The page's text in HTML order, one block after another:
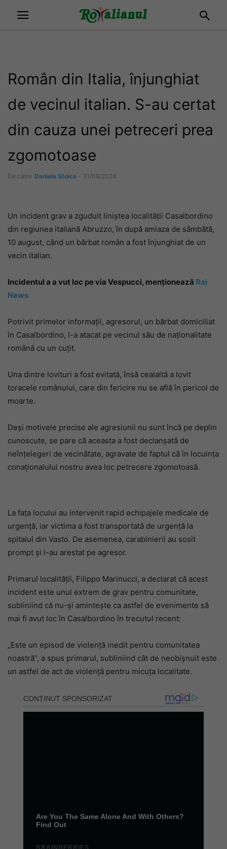
Român din Italia, înjunghiat
de vecinul italian. S-au certat
din cauza unei petreceri prea
zgomotoase
De către Daniela Stoica - 11/08/2024
Un incident grav a zguduit liniștea localității Casalbordino
din regiunea italiană Abruzzo, în după amiaza de sâmbătă,
10 august, când un bărbat român a fost înjunghiat de un
vecin italian.
Incidentul a a vut loc pe via Vespucci, menționează Rai
News
Potrivit primelor informații, agresorul, un bărbat domiciliat
în Casalbordino, l-a atacat pe vecinul său de naționalitate
română cu un cuțit.
Una dintre lovituri a fost evitată, însă cealaltă a lovit
toracele românului, care din fericire nu se află în pericol de
moarte.
Deși motivele precise ale agresiunii nu sunt încă pe deplin
cunoscute, se pare că aceasta a fost declanșată de
neînțelegeri de vecinătate, agravate de faptul că în locuința
conaționalului nostru avea loc petrecere zgomotoasă.
La fața locului au intervenit rapid echipajele medicale de
urgență, iar victima a fost transportată de urgență la
spitalul din Vasto. De asemenea, carabinierii au sosit
prompt și l-au arestat pe agresor.
Primarul localității, Filippo Marinucci, a declarat că acest
incident este unul extrem de grav pentru comunitate,
subliniind că nu-și amintește ca astfel de evenimente să
mai fi avut loc în Casalbordino în trecutul recent:
„Este un episod de violență inedit pentru comunitatea
noastră”, a spus primarul, subliniind cât de neobișnuit este
un astfel de act de violență pentru micuța localitate.